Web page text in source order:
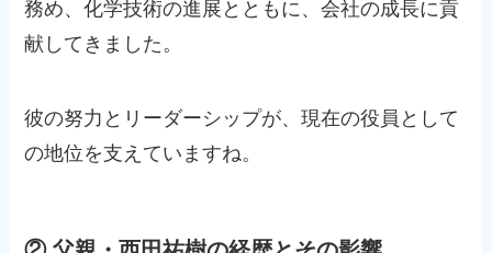
務め、化学技術の進展とともに、会社の成長に貢
献してきました。
彼の努力とリーダーシップが、現在の役員として
の地位を支えていますね。